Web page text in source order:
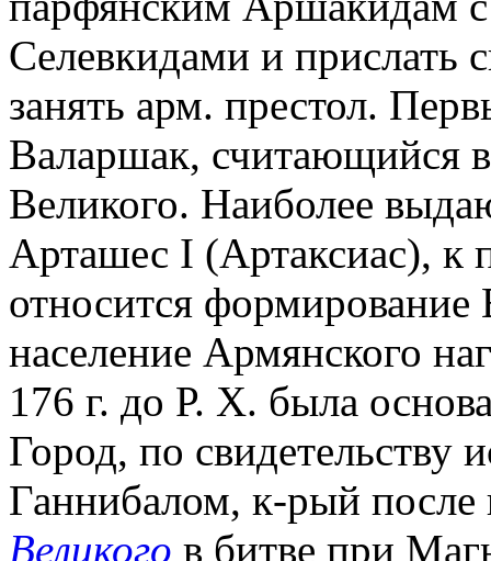
Селевкидами и прислать
занять арм. престол.
Валаршак, считающийся
Великого. Наиболее
Арташес I (Артаксиас), к
относится
население Армянского
176 г. до Р. Х. была
Город, по свидетельству
Ганнибалом, к-рый
Великого в битве при